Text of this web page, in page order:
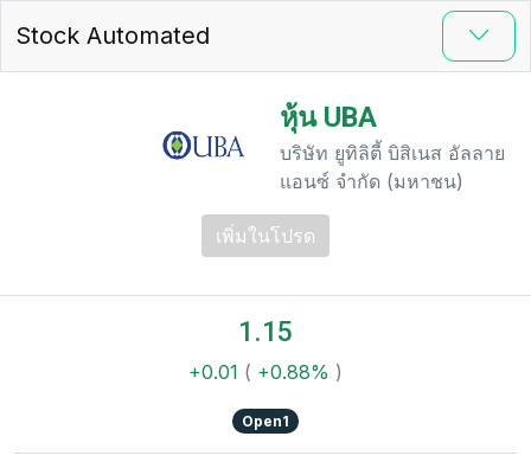
Stock Automated
หุ้น UBA
บริษัท ยูทิลิตี้ บิสิเนส อัลลาย
แอนซ์ จำกัด (มหาชน)
เพิ่มในโปรด
1.15
+0.01 ( +0.88% )
Open1